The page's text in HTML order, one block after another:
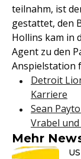
teilnahm, ist
gestattet, den
Hollins kam in
Agent zu den
Anspielstation
Detroit
Karriere
Sean
Vrabel
Mehr